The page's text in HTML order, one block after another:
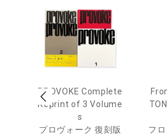
PROVOKE Complete
Reprint of 3 Volume
s
プロヴォーク 復刻版
フ